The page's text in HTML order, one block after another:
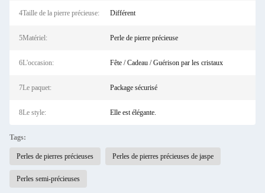
4Taille de la pierre précieuse: Différent
5Matériel: Perle de pierre précieuse
6L'occasion: Fête / Cadeau / Guérison par les cristaux
7Le paquet: Package sécurisé
8Le style: Elle est élégante.
Tags:
Perles de pierres précieuses Perles de pierres précieuses de jaspe
Perles semi-précieuses